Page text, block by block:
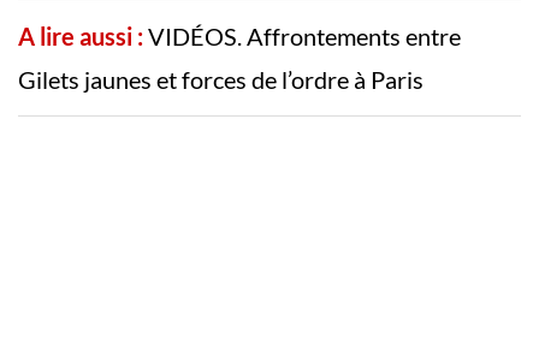
A lire aussi :VIDÉOS. Affrontements entre
Gilets jaunes et forces de l’ordre à Paris